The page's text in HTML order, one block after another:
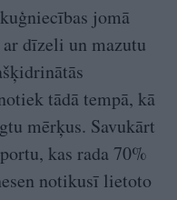
jomā
dīzeli un mazutu
tādā tempā, kā
mērķus. Savukārt
kas rada 70%
notikusī lietoto